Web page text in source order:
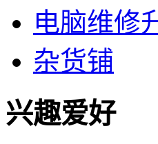
电脑维修
杂货铺
兴趣爱好